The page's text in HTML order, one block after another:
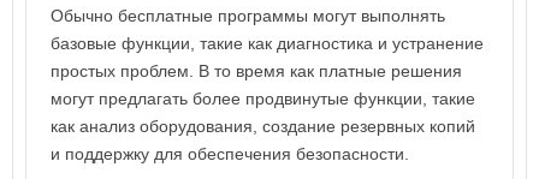
Обычно бесплатные программы могут выполнять
базовые функции, такие как диагностика и устранение
простых проблем. В то время как платные решения
могут предлагать более продвинутые функции, такие
как анализ оборудования, создание резервных копий
и поддержку для обеспечения безопасности.